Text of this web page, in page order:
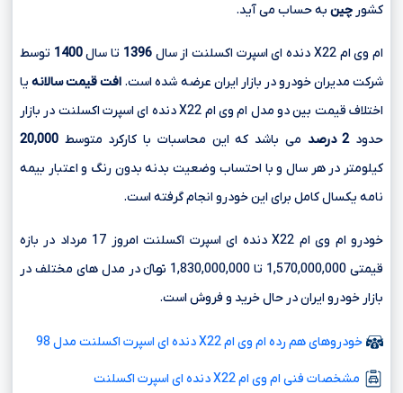
کشور چین به حساب می آید.
ام وی ام X22 دنده ای اسپرت اکسلنت از سال 1396 تا سال1400 توسط
شرکت مدیران خودرو در بازار ایران عرضه شده است. افت قیمت سالانهیا
اختلاف قیمت بین دو مدل ام وی ام X22 دنده ای اسپرت اکسلنت در بازار
حدود2 درصد می باشد که این محاسبات با کارکرد متوسط 20,000
کیلومتر در هر سال و با احتساب وضعیت بدنه بدون رنگ و اعتبار بیمه
نامه یکسال کامل برای این خودرو انجام گرفته است.
خودرو ام وی ام X22 دنده ای اسپرت اکسلنت امروز 17 مرداد در بازه
قیمتی 1,570,000,000 تا 1,830,000,000 تومانءءء در مدل های مختلف در
بازار خودرو ایران در حال خرید و فروش است.
خودروهای هم رده ام وی ام X22 دنده ای اسپرت اکسلنت مدل 98
مشخصات فنی ام وی ام X22 دنده ای اسپرت اکسلنت